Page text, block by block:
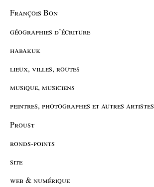
François Bon
géographies d’écriture
habakuk
lieux, villes, routes
musique, musiciens
peintres, photographes et autres artistes
Proust
ronds-points
site
web & numérique